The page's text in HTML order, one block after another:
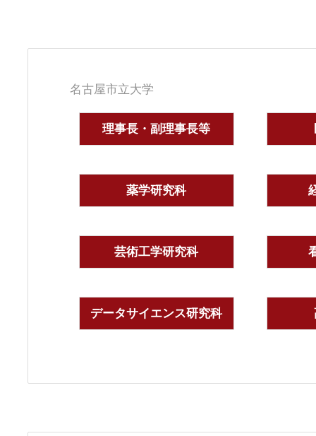
名古屋市立大学
理事長・副理事長等
薬学研究科
芸術工学研究科
データサイエンス研究科